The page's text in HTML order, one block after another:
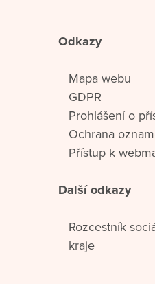
Odkazy
Mapa webu
GDPR
Prohlášení o
Ochrana
Přístup k
Další odkazy
Rozcestník
kraje